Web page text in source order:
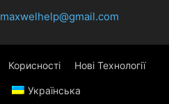
maxwelhelp@gmail.com
Корисності Нові Технології
Українська